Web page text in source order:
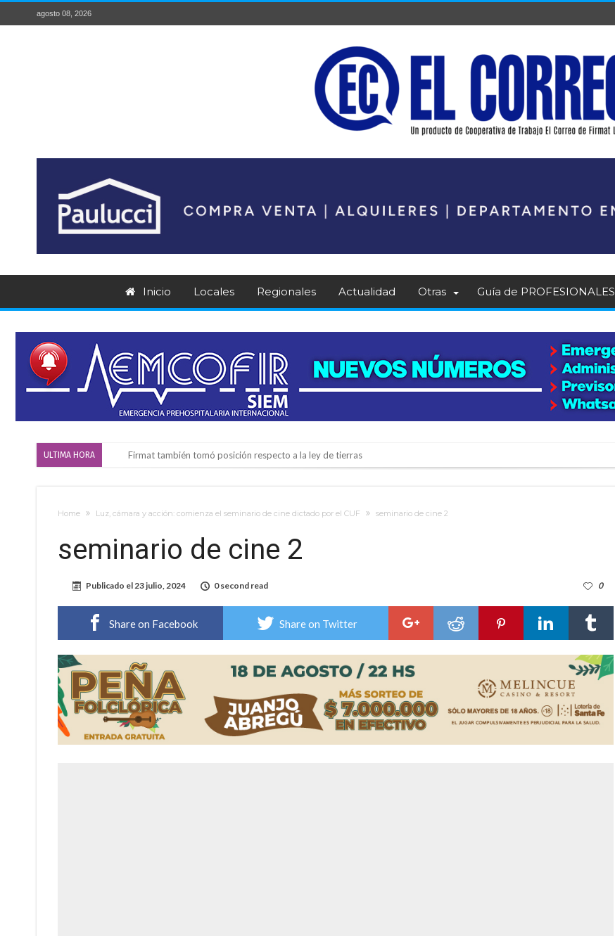
agosto 08, 2026
Inicio Locales Regionales Actualidad Otras Guía de PROFESIONALES
ULTIMA HORA Firmat también tomó posición respecto a la ley de tierras
Firmat: avanza la investigación de dos empleadas del Juzgado de Faltas por presuntas irregularidades
Colecta solidaria de juguetes en Firmat para el EPI y el Hospital Vilela
Vuelve el básquet: este viernes arranca el Clausura con agenda confirmada y planteles renovados
Home Luz, cámara y acción: comienza el seminario de cine dictado por el CUF seminario de cine 2
seminario de cine 2
Publicado el23 julio, 2024 0 second read 0
Share on Facebook Share on Twitter